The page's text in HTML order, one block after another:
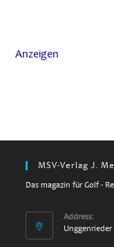
Anzeigen
MSV-Verlag J.
Das magazin für Golf -
Address: